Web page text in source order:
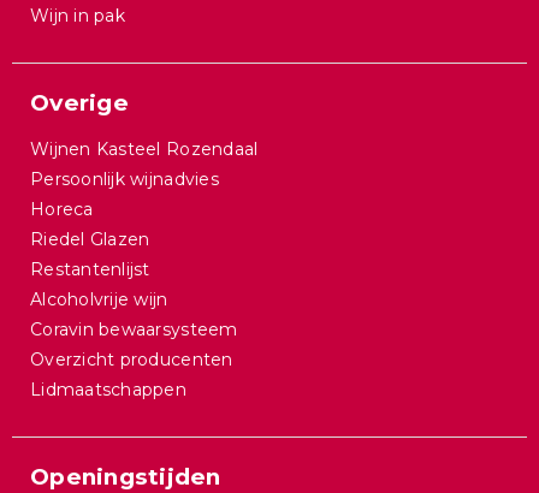
Wijn in pak
Overige
Wijnen Kasteel Rozendaal
Persoonlijk wijnadvies
Horeca
Riedel Glazen
Restantenlijst
Alcoholvrije wijn
Coravin bewaarsysteem
Overzicht producenten
Lidmaatschappen
Openingstijden